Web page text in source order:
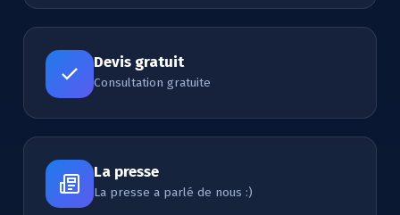
Devis gratuit
Consultation gratuite
La presse
La presse a parlé de nous :)